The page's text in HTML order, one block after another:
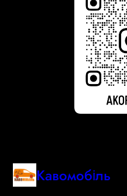
Кавомобіль